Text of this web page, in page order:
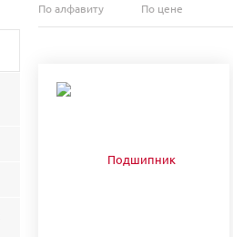
По алфавиту По цене